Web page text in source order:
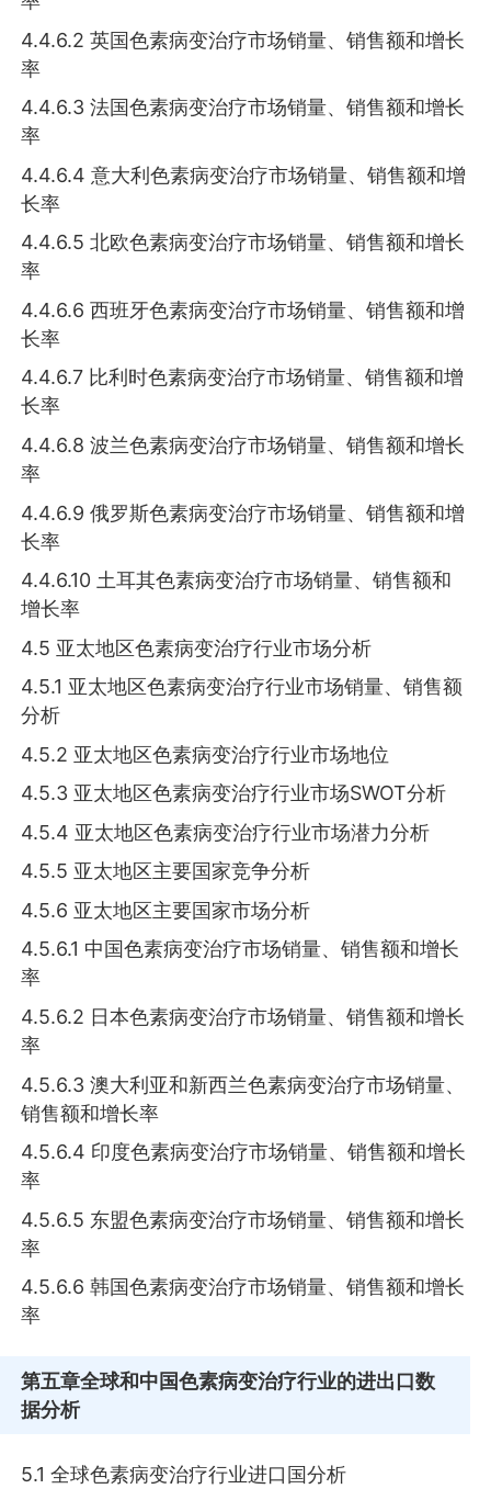
4.4.6.2 英国色素病变治疗市场销量、销售额和增长
率
4.4.6.3 法国色素病变治疗市场销量、销售额和增长
率
4.4.6.4 意大利色素病变治疗市场销量、销售额和增
长率
4.4.6.5 北欧色素病变治疗市场销量、销售额和增长
率
4.4.6.6 西班牙色素病变治疗市场销量、销售额和增
长率
4.4.6.7 比利时色素病变治疗市场销量、销售额和增
长率
4.4.6.8 波兰色素病变治疗市场销量、销售额和增长
率
4.4.6.9 俄罗斯色素病变治疗市场销量、销售额和增
长率
4.4.6.10 土耳其色素病变治疗市场销量、销售额和
增长率
4.5 亚太地区色素病变治疗行业市场分析
4.5.1 亚太地区色素病变治疗行业市场销量、销售额
分析
4.5.2 亚太地区色素病变治疗行业市场地位
4.5.3 亚太地区色素病变治疗行业市场SWOT分析
4.5.4 亚太地区色素病变治疗行业市场潜力分析
4.5.5 亚太地区主要国家竞争分析
4.5.6 亚太地区主要国家市场分析
4.5.6.1 中国色素病变治疗市场销量、销售额和增长
率
4.5.6.2 日本色素病变治疗市场销量、销售额和增长
率
4.5.6.3 澳大利亚和新西兰色素病变治疗市场销量、
销售额和增长率
4.5.6.4 印度色素病变治疗市场销量、销售额和增长
率
4.5.6.5 东盟色素病变治疗市场销量、销售额和增长
率
4.5.6.6 韩国色素病变治疗市场销量、销售额和增长
率
第五章全球和中国色素病变治疗行业的进出口数
据分析
5.1 全球色素病变治疗行业进口国分析